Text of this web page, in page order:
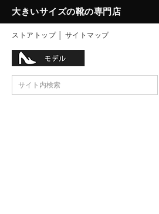
大きいサイズの靴の専門店
ストアトップ│ サイトマップ